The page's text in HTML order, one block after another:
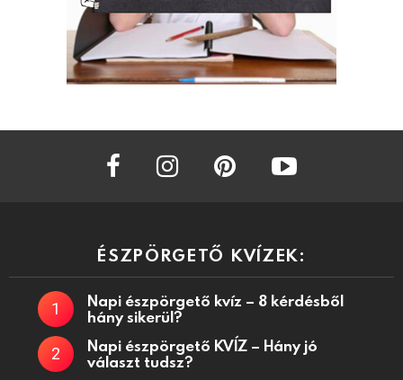
facebook instagram
ÉSZPÖRGETŐ KVÍZEK:
Napi észpörgető kvíz – 8 kérdésből
hány sikerül?
Napi észpörgető KVÍZ – Hány jó
választ tudsz?